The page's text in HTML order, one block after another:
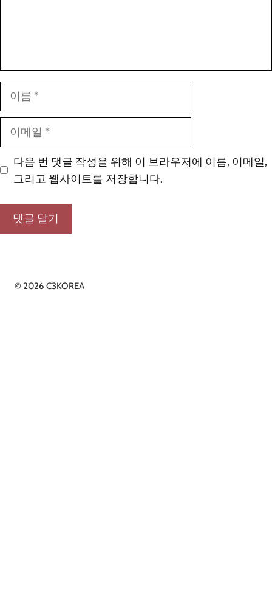
다음 번 댓글 작성을 위해 이 브라우저에 이름, 이메일,
그리고 웹사이트를 저장합니다.
© 2026 C3KOREA